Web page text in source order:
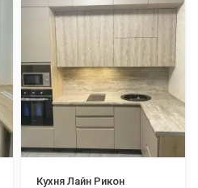
Кухня Лайн Рикон